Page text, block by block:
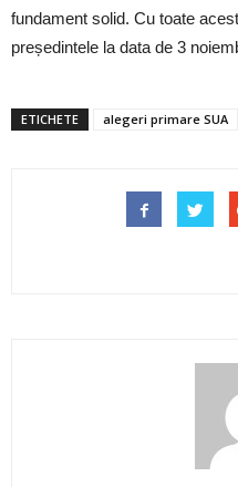
fundament solid. Cu toate
președintele la data de 3
ETICHETE alegeri primare SUA